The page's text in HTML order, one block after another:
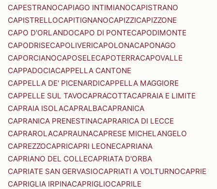
CAPESTRANOCAPIAGO INTIMIANOCAPISTRANO
CAPISTRELLOCAPITIGNANOCAPIZZICAPIZZONE
CAPO D'ORLANDOCAPO DI PONTECAPODIMONTE
CAPODRISECAPOLIVERICAPOLONACAPONAGO
CAPORCIANOCAPOSELECAPOTERRACAPOVALLE
CAPPADOCIACAPPELLA CANTONE
CAPPELLA DE' PICENARDICAPPELLA MAGGIORE
CAPPELLE SUL TAVOCAPRACOTTACAPRAIA E LIMITE
CAPRAIA ISOLACAPRALBACAPRANICA
CAPRANICA PRENESTINACAPRARICA DI LECCE
CAPRAROLACAPRAUNACAPRESE MICHELANGELO
CAPREZZOCAPRICAPRI LEONECAPRIANA
CAPRIANO DEL COLLECAPRIATA D'ORBA
CAPRIATE SAN GERVASIOCAPRIATI A VOLTURNOCAPRIE
CAPRIGLIA IRPINACAPRIGLIOCAPRILE